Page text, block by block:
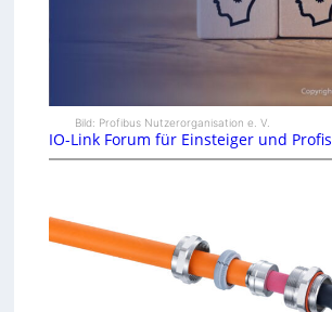
Bild: Profibus Nutzerorganisation e. V.
IO-Link Forum für Einsteiger und Profis